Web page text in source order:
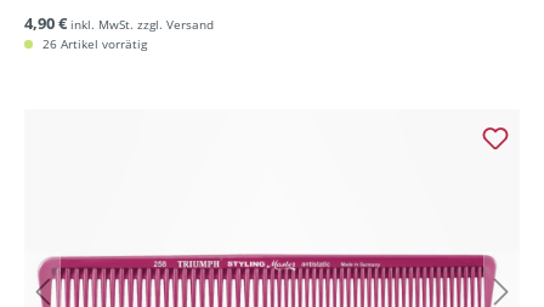
4,90 € inkl. MwSt. zzgl. Versand
26 Artikel vorrätig